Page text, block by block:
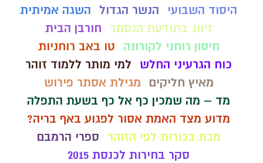
היסוד השבועי
הנשר הגדול
השגה אמיתית
זיווג בתודעת הנסתר
חורבן הבית
חיסון רוחני לקורונה
טו באב רוחניות
כוח הגרעיני החלש
למי מותר ללמוד זוהר
מאיץ חליקים
מגילת אסתר פירוש
מד – מה שמכין כף אל כף בשעת התפלה
מדוע מצד האמת אסור לפגוע באף בריה?
מכת בכורות לפי הזוהר
ספרי הרמבם
סקר בחירות לכנסת 2015